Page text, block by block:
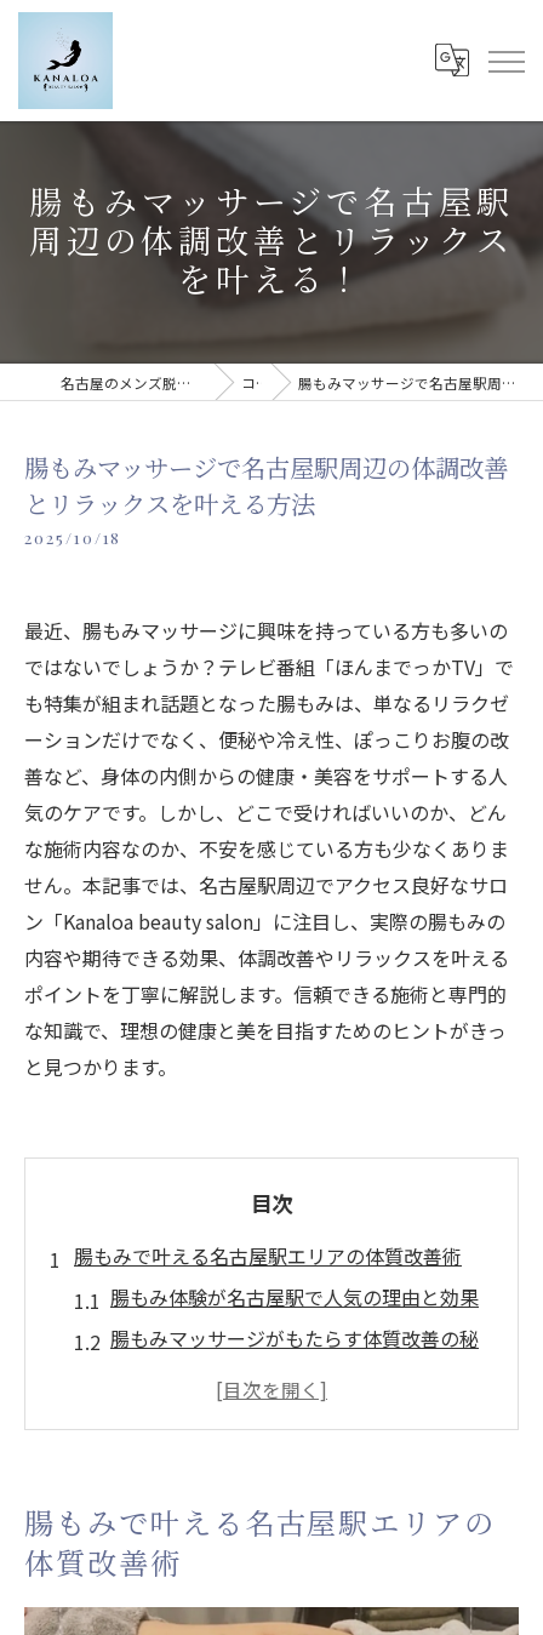
腸もみマッサージで名古屋駅
周辺の体調改善とリラックス
を叶える！
名古屋のメンズ脱毛ならKanaloa beauty salon コラム 腸もみマッサージで名古屋駅周辺の体調改善とリラックスを叶える方法
腸もみマッサージで名古屋駅周辺の体調改善
とリラックスを叶える方法
2025/10/18
最近、腸もみマッサージに興味を持っている方も多いの
ではないでしょうか？テレビ番組「ほんまでっかTV」で
も特集が組まれ話題となった腸もみは、単なるリラクゼ
ーションだけでなく、便秘や冷え性、ぽっこりお腹の改
善など、身体の内側からの健康・美容をサポートする人
気のケアです。しかし、どこで受ければいいのか、どん
な施術内容なのか、不安を感じている方も少なくありま
せん。本記事では、名古屋駅周辺でアクセス良好なサロ
ン「Kanaloa beauty salon」に注目し、実際の腸もみの
内容や期待できる効果、体調改善やリラックスを叶える
ポイントを丁寧に解説します。信頼できる施術と専門的
な知識で、理想の健康と美を目指すためのヒントがきっ
と見つかります。
目次
腸もみで叶える名古屋駅エリアの体質改善術
腸もみ体験が名古屋駅で人気の理由と効果
腸もみマッサージがもたらす体質改善の秘
め方
リラックスと健康ケアは腸もみマッサージで実
感
腸もみで叶える名古屋駅エリアの
体質改善術